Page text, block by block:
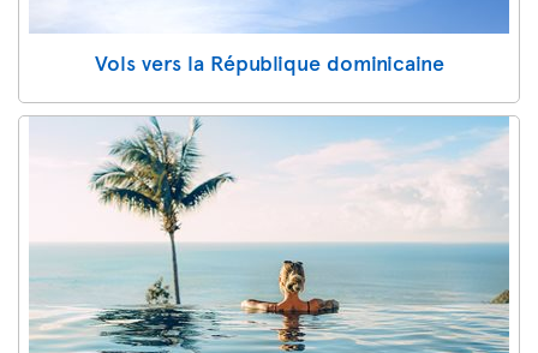
Vols vers la République dominicaine